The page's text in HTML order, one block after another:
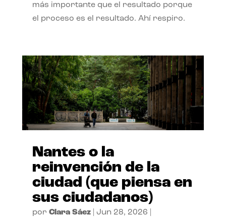
más importante que el resultado porque
el proceso es el resultado. Ahí respiro.
Nantes o la
reinvención de la
ciudad (que piensa en
sus ciudadanos)
por Clara Sáez| Jun 28, 2026